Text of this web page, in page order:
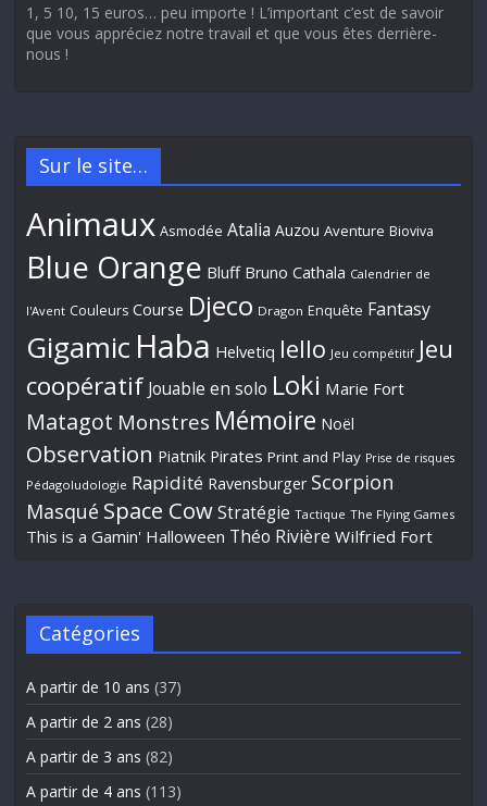
1, 5 10, 15 euros… peu importe ! L’important c’est de savoir
que vous appréciez notre travail et que vous êtes derrière-
nous !
Sur le site…
Animaux Asmodée Atalia Auzou Aventure Bioviva
Blue Orange Bluff Bruno Cathala Calendrier de
l'Avent Couleurs Course Djeco Dragon Enquête Fantasy
Gigamic Haba Helvetiq Iello Jeu compétitif Jeu
coopératif Jouable en solo Loki Marie Fort
Matagot Monstres Mémoire Noël
Observation Piatnik Pirates Print and Play Prise de risques
Pédagoludologie Rapidité Ravensburger Scorpion
Masqué Space Cow Stratégie Tactique The Flying Games
This is a Gamin' Halloween Théo Rivière Wilfried Fort
Catégories
A partir de 10 ans (37)
A partir de 2 ans (28)
A partir de 3 ans (82)
A partir de 4 ans (113)